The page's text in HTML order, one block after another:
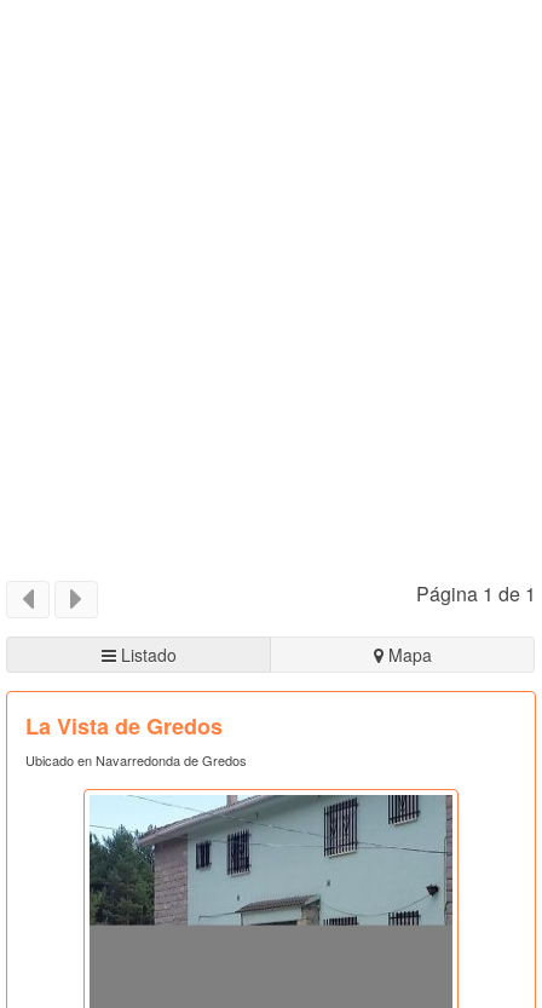
Página 1 de 1
Listado Mapa
La Vista de Gredos
Ubicado en Navarredonda de Gredos